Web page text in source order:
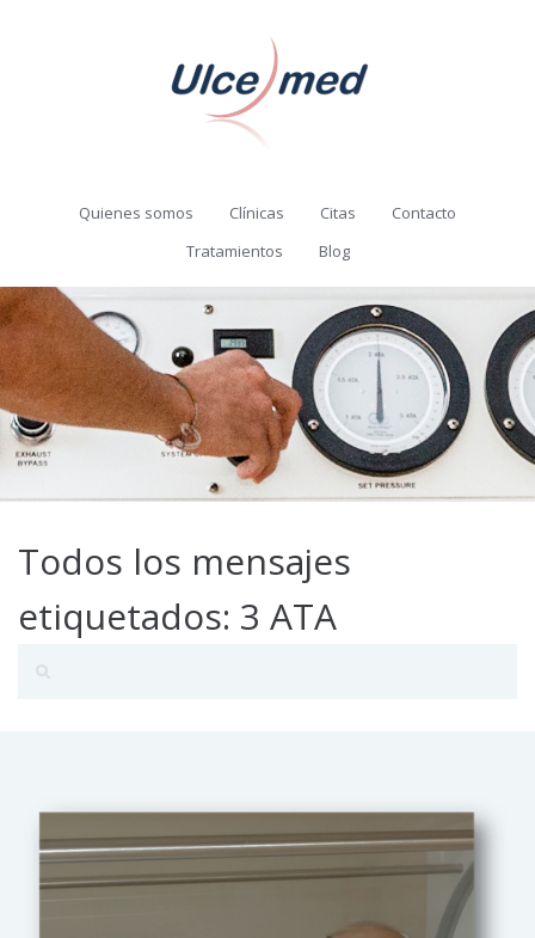
Quienes somos Clínicas Citas
Contacto
Tratamientos
Blog
Todos los mensajes
etiquetados: 3 ATA